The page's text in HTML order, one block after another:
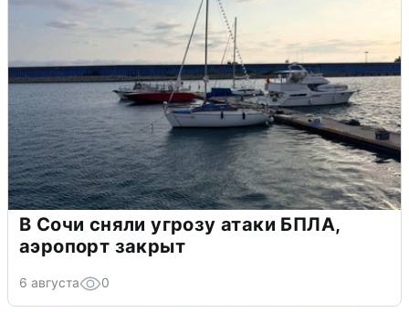
В Сочи сняли угрозу атаки БПЛА,
аэропорт закрыт
6 августа 0